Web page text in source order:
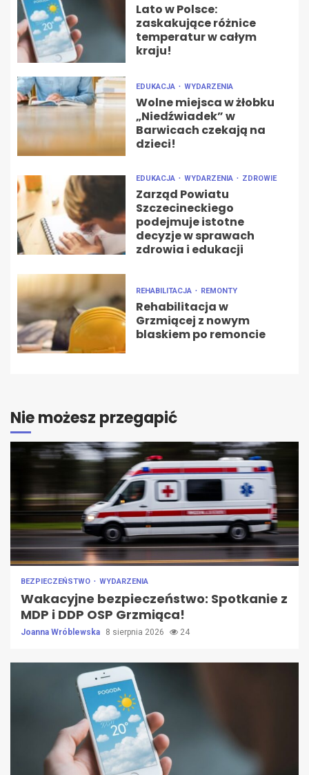
Lato w Polsce:
zaskakujące różnice
temperatur w całym
kraju!
EDUKACJA WYDARZENIA
Wolne miejsca w żłobku
„Niedźwiadek” w
Barwicach czekają na
dzieci!
EDUKACJA WYDARZENIA ZDROWIE
Zarząd Powiatu
Szczecineckiego
podejmuje istotne
decyzje w sprawach
zdrowia i edukacji
REHABILITACJA REMONTY
Rehabilitacja w
Grzmiącej z nowym
blaskiem po remoncie
Nie możesz przegapić
BEZPIECZEŃSTWO WYDARZENIA
Wakacyjne bezpieczeństwo: Spotkanie z
MDP i DDP OSP Grzmiąca!
Joanna Wróblewska 8 sierpnia 2026 24